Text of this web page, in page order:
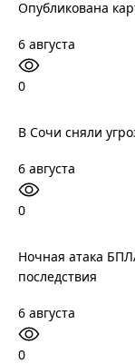
Опубликована
6 августа
0
В Сочи сняли
6 августа
0
Ночная атака
последствия
6 августа
0